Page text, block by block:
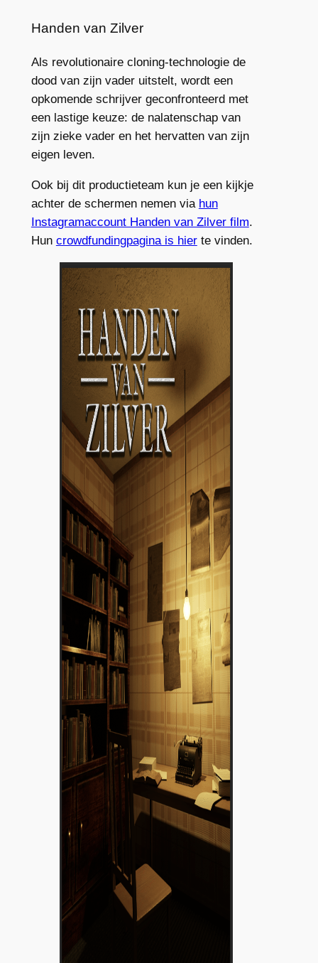
Handen van Zilver
Als revolutionaire cloning-technologie de
dood van zijn vader uitstelt, wordt een
opkomende schrijver geconfronteerd met
een lastige keuze: de nalatenschap van
zijn zieke vader en het hervatten van zijn
eigen leven.
Ook bij dit productieteam kun je een kijkje
achter de schermen nemen via hun
Instagramaccount Handen van Zilver film.
Hun crowdfundingpagina is hierte vinden.